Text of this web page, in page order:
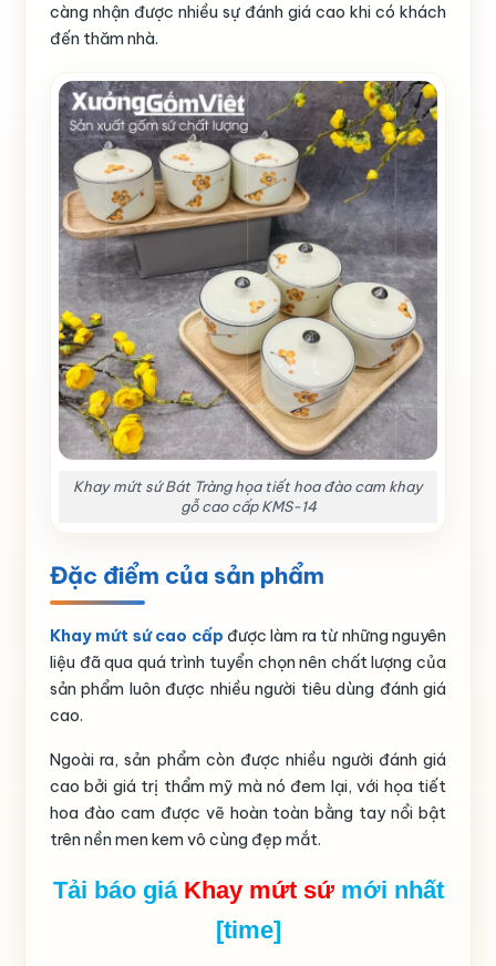
càng nhận được nhiều sự đánh giá cao khi có khách
đến thăm nhà.
Khay mứt sứ Bát Tràng họa tiết hoa đào cam khay
gỗ cao cấp KMS-14
Đặc điểm của sản phẩm
Khay mứt sứ cao cấp được làm ra từ những nguyên
liệu đã qua quá trình tuyển chọn nên chất lượng của
sản phẩm luôn được nhiều người tiêu dùng đánh giá
cao.
Ngoài ra, sản phẩm còn được nhiều người đánh giá
cao bởi giá trị thẩm mỹ mà nó đem lại, với họa tiết
hoa đào cam được vẽ hoàn toàn bằng tay nổi bật
trên nền men kem vô cùng đẹp mắt.
Tải báo giá Khay mứt sứmới nhất
[time]